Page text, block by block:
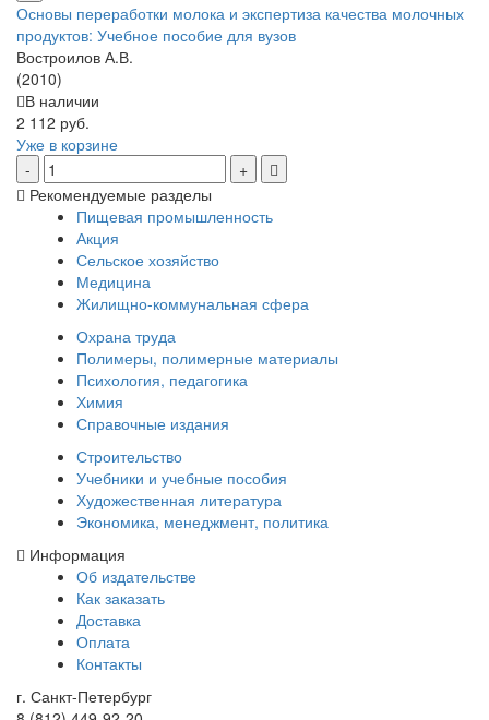
Основы переработки молока и экспертиза качества молочных
продуктов: Учебное пособие для вузов
Востроилов А.В.
(2010)
В наличии
2 112 руб.
Уже в корзине
Рекомендуемые разделы
Пищевая промышленность
Акция
Сельское хозяйство
Медицина
Жилищно-коммунальная сфера
Охрана труда
Полимеры, полимерные материалы
Психология, педагогика
Химия
Справочные издания
Строительство
Учебники и учебные пособия
Художественная литература
Экономика, менеджмент, политика
Информация
Об издательстве
Как заказать
Доставка
Оплата
Контакты
г. Санкт-Петербург